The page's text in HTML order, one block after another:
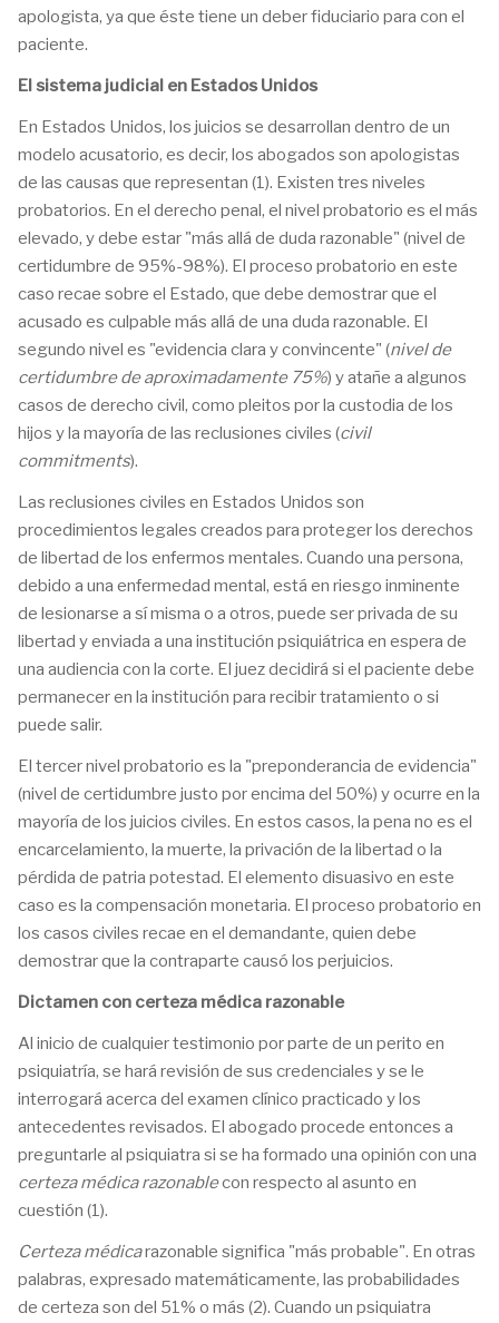
apologista, ya que éste tiene un deber fiduciario para con el
paciente.
El sistema judicial en Estados Unidos
En Estados Unidos, los juicios se desarrollan dentro de un
modelo acusatorio, es decir, los abogados son apologistas
de las causas que representan (1). Existen tres niveles
probatorios. En el derecho penal, el nivel probatorio es el más
elevado, y debe estar "más allá de duda razonable" (nivel de
certidumbre de 95%-98%). El proceso probatorio en este
caso recae sobre el Estado, que debe demostrar que el
acusado es culpable más allá de una duda razonable. El
segundo nivel es "evidencia clara y convincente" (nivel de
certidumbre de aproximadamente 75%) y atañe a algunos
casos de derecho civil, como pleitos por la custodia de los
hijos y la mayoría de las reclusiones civiles (civil
commitments).
Las reclusiones civiles en Estados Unidos son
procedimientos legales creados para proteger los derechos
de libertad de los enfermos mentales. Cuando una persona,
debido a una enfermedad mental, está en riesgo inminente
de lesionarse a sí misma o a otros, puede ser privada de su
libertad y enviada a una institución psiquiátrica en espera de
una audiencia con la corte. El juez decidirá si el paciente debe
permanecer en la institución para recibir tratamiento o si
puede salir.
El tercer nivel probatorio es la "preponderancia de evidencia"
(nivel de certidumbre justo por encima del 50%) y ocurre en la
mayoría de los juicios civiles. En estos casos, la pena no es el
encarcelamiento, la muerte, la privación de la libertad o la
pérdida de patria potestad. El elemento disuasivo en este
caso es la compensación monetaria. El proceso probatorio en
los casos civiles recae en el demandante, quien debe
demostrar que la contraparte causó los perjuicios.
Dictamen con certeza médica razonable
Al inicio de cualquier testimonio por parte de un perito en
psiquiatría, se hará revisión de sus credenciales y se le
interrogará acerca del examen clínico practicado y los
antecedentes revisados. El abogado procede entonces a
preguntarle al psiquiatra si se ha formado una opinión con una
certeza médica razonablecon respecto al asunto en
cuestión (1).
Certeza médicarazonable significa "más probable". En otras
palabras, expresado matemáticamente, las probabilidades
de certeza son del 51% o más (2). Cuando un psiquiatra